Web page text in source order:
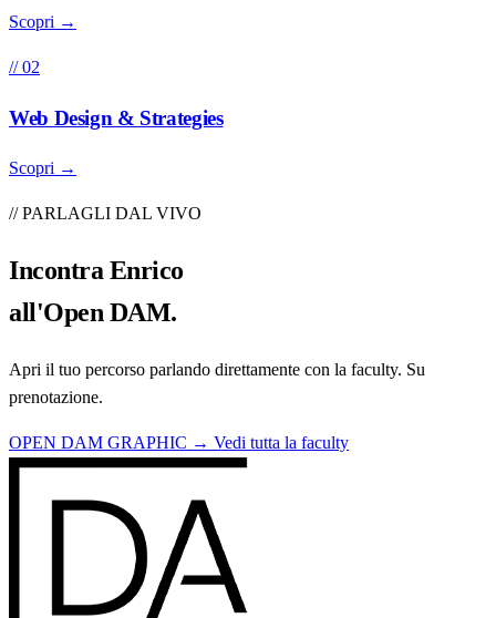
Scopri →
// 02
Web Design & Strategies
Scopri →
// PARLAGLI DAL VIVO
IncontraEnrico
all'Open DAM.
Apri il tuo percorso parlando direttamente con la faculty. Su
prenotazione.
OPEN DAM GRAPHIC → Vedi tutta la faculty